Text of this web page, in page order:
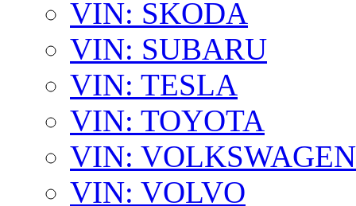
VIN: SKODA
VIN: SUBARU
VIN: TESLA
VIN: TOYOTA
VIN: VOLKSWAGEN
VIN: VOLVO